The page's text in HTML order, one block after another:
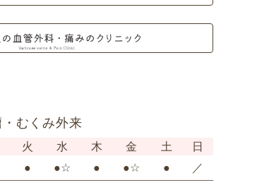
むくみ外来
火 水 木 金 土
日
● ●☆ ● ●☆ ● ／